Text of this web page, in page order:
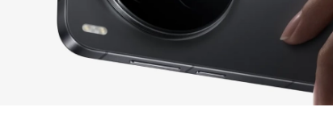
процессора
8
Частота процессора
1×4,21 ГГц C1-Ultra, 3×3,5
ГГц C1-Premium и 4×2,7